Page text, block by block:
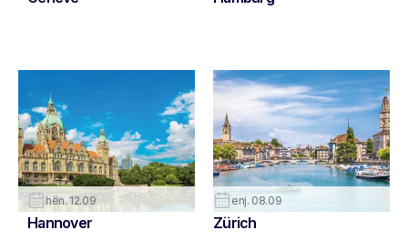
hën. 12.09
Hannover
enj. 08.09
Zürich